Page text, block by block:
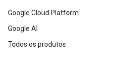
Google Cloud Platform
Google AI
Todos os produtos